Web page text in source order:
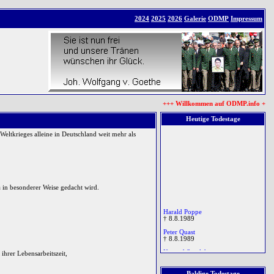
2024 2025 2026 Galerie ODMP Impressum
+++ Willkommen auf ODMP.info +++
alleine in Deutschland weit mehr als
besonderer Weise gedacht wird.
Lebensarbeitszeit,
Heutige Todestage
Harald Poppe
† 8.8.1989
Peter Quast
† 8.8.1989
Konrad Stöglehner
Andrew Graham Gough